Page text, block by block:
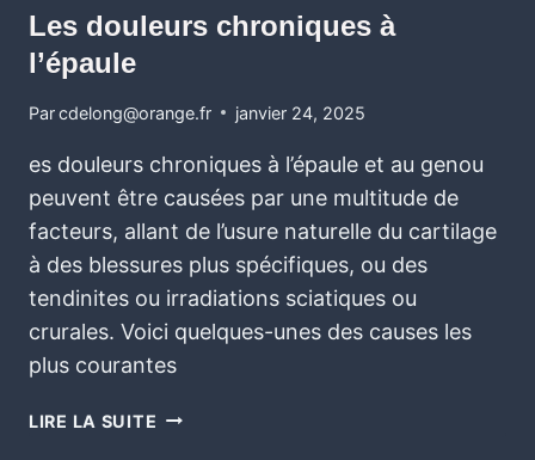
Les douleurs chroniques à
l’épaule
Parcdelong@orange.fr janvier 24, 2025
es douleurs chroniques à l’épaule et au genou
peuvent être causées par une multitude de
facteurs, allant de l’usure naturelle du cartilage
à des blessures plus spécifiques, ou des
tendinites ou irradiations sciatiques ou
crurales. Voici quelques-unes des causes les
plus courantes
LIRE LA SUITE